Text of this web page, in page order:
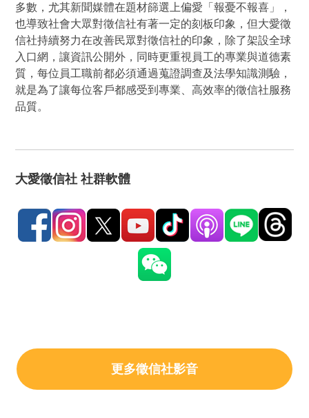
多數，尤其新聞媒體在題材篩選上偏愛「報憂不報喜」，
也導致社會大眾對徵信社有著一定的刻板印象，但大愛徵
信社持續努力在改善民眾對徵信社的印象，除了架設全球
入口網，讓資訊公開外，同時更重視員工的專業與道德素
質，每位員工職前都必須通過蒐證調查及法學知識測驗，
就是為了讓每位客戶都感受到專業、高效率的徵信社服務
品質。
大愛徵信社 社群軟體
更多徵信社影音